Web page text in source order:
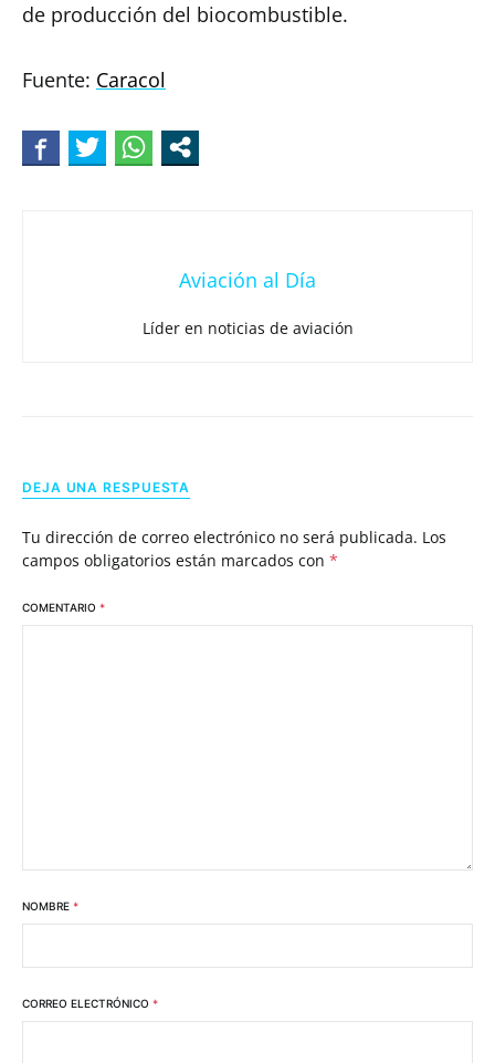
de producción del biocombustible.
Fuente: Caracol
Aviación al Día
Líder en noticias de aviación
DEJA UNA RESPUESTA
Tu dirección de correo electrónico no será publicada. Los
campos obligatorios están marcados con *
COMENTARIO *
NOMBRE *
CORREO ELECTRÓNICO *